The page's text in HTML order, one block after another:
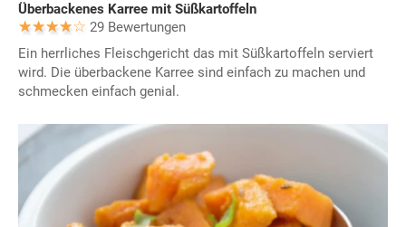
Überbackenes Karree mit Süßkartoffeln
29 Bewertungen
Ein herrliches Fleischgericht das mit Süßkartoffeln serviert
wird. Die überbackene Karree sind einfach zu machen und
schmecken einfach genial.